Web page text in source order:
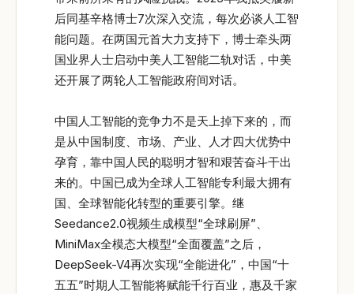
后同基辛格博士7次深入交流，每次必谈人工智
能问题。在两国元首大力支持下，博士牵头两
国业界人士启动中美人工智能二轨对话，中美
还开展了两轮人工智能政府间对话。
中国人工智能的竞争力不是天上掉下来的，而
是从中国制度、市场、产业、人才四大优势中
孕育，靠中国人民的聪明才智和艰苦奋斗干出
来的。中国已成为全球人工智能专利最大拥有
国、全球智能化转型的重要引擎。继
Seedance2.0视频生成模型“全球刷屏”、
MiniMax全模态大模型“全面覆盖”之后，
DeepSeek-V4再次实现“全能进化”，中国“十
五五”时期人工智能将赋能千行百业，惠及千家